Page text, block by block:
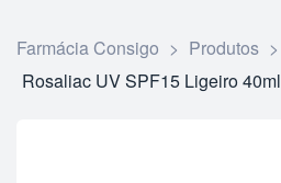
Farmácia Consigo > Produtos >
Rosaliac UV SPF15 Ligeiro 40ml